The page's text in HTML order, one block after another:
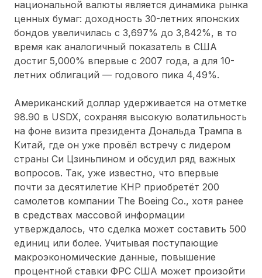
национальной валюты является динамика рынка
ценных бумаг: доходность 30-летних японских
бондов увеличилась с 3,697% до 3,842%, в то
время как аналогичный показатель в США
достиг 5,000% впервые с 2007 года, а для 10-
летних облигаций — годового пика 4,49%.
Американский доллар удерживается на отметке
98.90 в USDX, сохраняя высокую волатильность
на фоне визита президента Дональда Трампа в
Китай, где он уже провёл встречу с лидером
страны Си Цзиньпином и обсудил ряд важных
вопросов. Так, уже известно, что впервые
почти за десятилетие КНР приобретёт 200
самолетов компании The Boeing Co., хотя ранее
в средствах массовой информации
утверждалось, что сделка может составить 500
единиц или более. Учитывая поступающие
макроэкономические данные, повышение
процентной ставки ФРС США может произойти